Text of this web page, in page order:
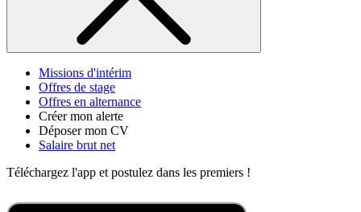
Missions d'intérim
Offres de stage
Offres en alternance
Créer mon alerte
Déposer mon CV
Salaire brut net
Téléchargez l'app et postulez dans les premiers !